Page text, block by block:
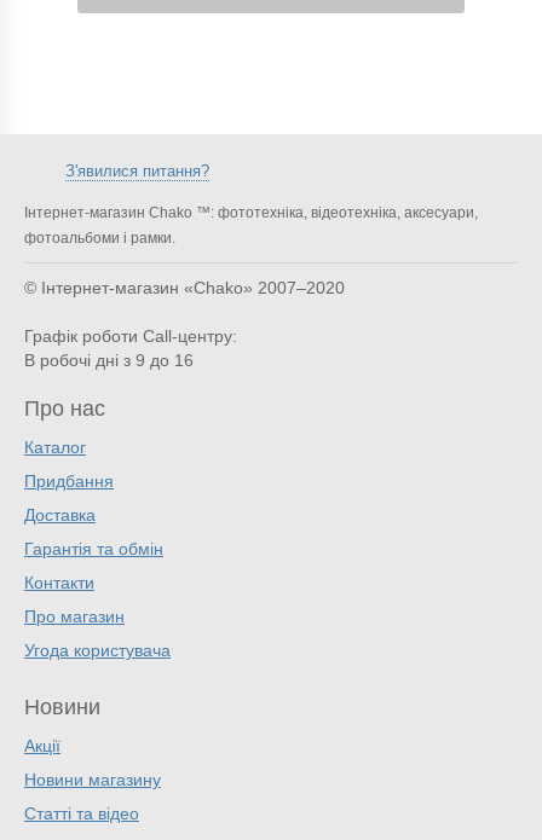
З'явилися питання?
Інтернет-магазин Chako ™: фототехніка, відеотехніка, аксесуари,
фотоальбоми і рамки.
© Інтернет-магазин «Chako» 2007–2020
Графік роботи Call-центру:
В робочі дні з 9 до 16
Про нас
Каталог
Придбання
Доставка
Гарантія та обмін
Контакти
Про магазин
Угода користувача
Новини
Акції
Новини магазину
Статті та відео